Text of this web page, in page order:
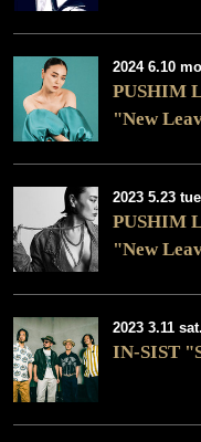
2024 6.10
PUSHIM
"New
2023 5.23
PUSHIM
"New
2023 3.11 sat.
IN-SIST